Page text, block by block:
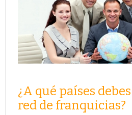
¿A qué países
red de franquicias?